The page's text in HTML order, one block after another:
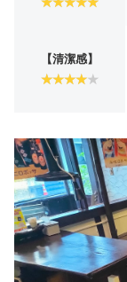
【清潔感】